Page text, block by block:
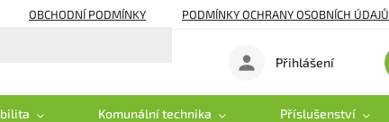
OBCHODNÍ PODMÍNKY PODMÍNKY OCHRANY OSOBNÍCH ÚDAJŮ
Přihlášení
Komunální technika Příslušenství